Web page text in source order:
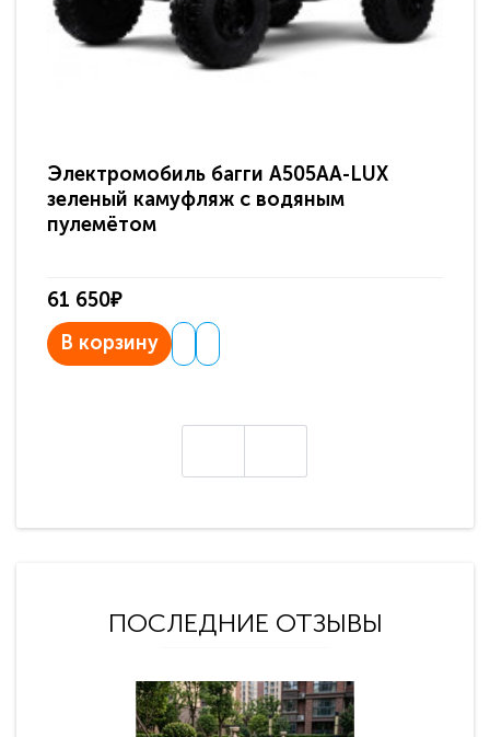
Электромобиль багги A505AA-LUX
зеленый камуфляж с водяным
пулемётом
61 650₽
В корзину
ПОСЛЕДНИЕ ОТЗЫВЫ